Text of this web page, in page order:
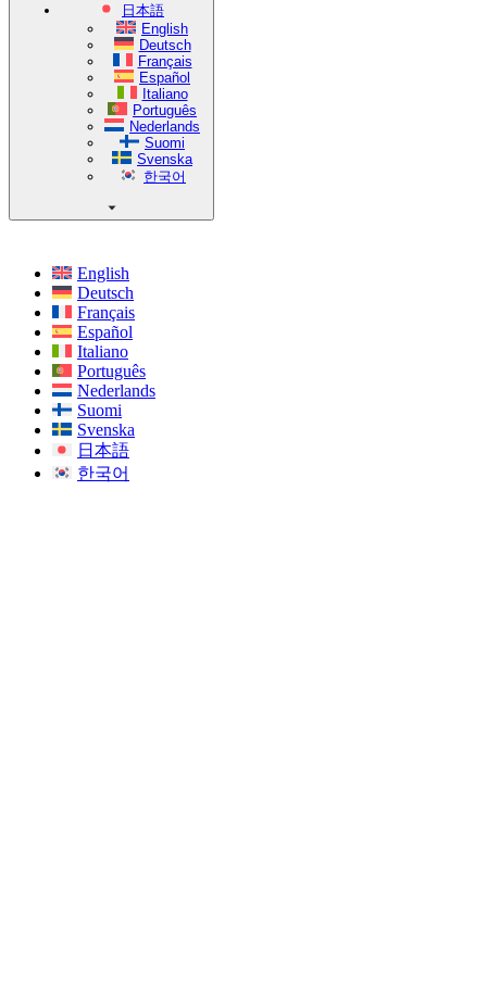
日本語
English
Deutsch
Français
Español
Italiano
Português
Nederlands
Suomi
Svenska
한국어
English
Deutsch
Français
Español
Italiano
Português
Nederlands
Suomi
Svenska
日本語
한국어